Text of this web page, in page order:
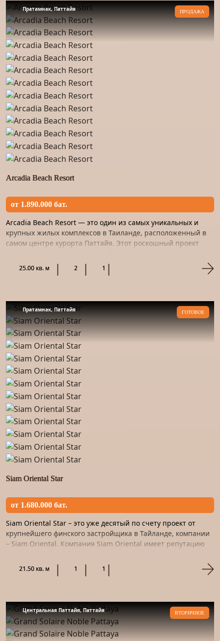
Пратамнак, Паттайя ПРОДАЖА
Arcadia Beach Resort
от 1.890.000 бат.
Arcadia Beach Resort — это один из самых уникальных и
крупных жилых комплексов в Таиланде, расположенный в
самом центре курорта Паттайя. Этот роскошный проект
25.00 кв. м 2 1
Пратамнак, Паттайя ГОТОВОЕ
Siam Oriental Star
от 1.680.000 бат.
Siam Oriental Star – это уже десятый по счету проект от
крупнейшего финского застройщика в Тайланде, компании
– Siam Oriental. Компания Siam Oriental имеет репутацию
21.50 кв. м 1 1
Центральная Паттайя, Паттайя ВТОРИЧНОЕ